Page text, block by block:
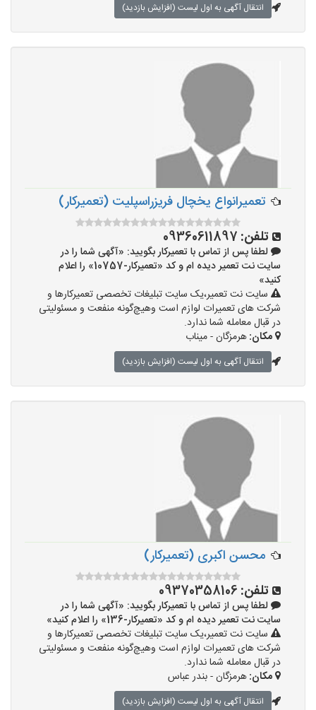
انتقال آگهی به اول لیست (افزایش بازدید)
تعمیرانواع یخچال فریزراسپلیت (تعمیرکار)
تلفن: 09360611897
لطفا پس از تماس با تعمیرکار بگویید: «آگهی شما را در
سایت نت تعمیر دیده ام و کد «تعمیرکار-10757» را اعلام
کنید»
سایت نت تعمیر،یک سایت تبلیغات تخصصی تعمیرکارها و
شرکت های تعمیرات لوازم است وهیچ‌گونه منفعت و مسئولیتی
در قبال معامله شما ندارد.
مکان:هرمزگان - میناب
انتقال آگهی به اول لیست (افزایش بازدید)
محسن اکبری (تعمیرکار)
تلفن: 09370358106
لطفا پس از تماس با تعمیرکار بگویید: «آگهی شما را در
سایت نت تعمیر دیده ام و کد «تعمیرکار-136» را اعلام کنید»
سایت نت تعمیر،یک سایت تبلیغات تخصصی تعمیرکارها و
شرکت های تعمیرات لوازم است وهیچ‌گونه منفعت و مسئولیتی
در قبال معامله شما ندارد.
مکان:هرمزگان - بندر عباس
انتقال آگهی به اول لیست (افزایش بازدید)